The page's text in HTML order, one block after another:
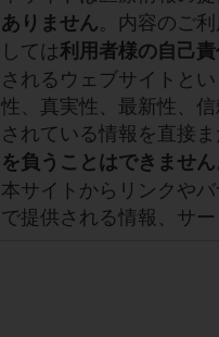
ありません。内容のご
しては利用者様の自己
されるウェブサイトと
性、真実性、最新性、
されている情報を直接
を負うことはできません
本サイトからリンクや
で提供される情報、サ